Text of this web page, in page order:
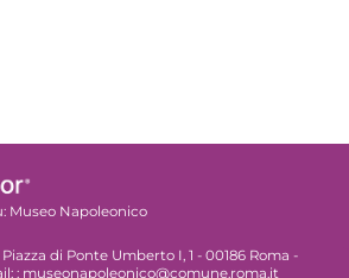
Museo Napoleonico
di Ponte Umberto I, 1 - 00186 Roma -
: museonapoleonico@comune.roma.it